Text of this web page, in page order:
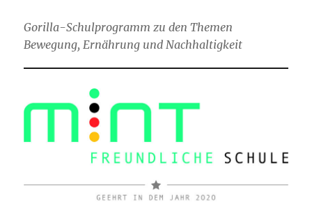
Gorilla-Schulprogramm zu den Themen
Bewegung, Ernährung und Nachhaltigkeit